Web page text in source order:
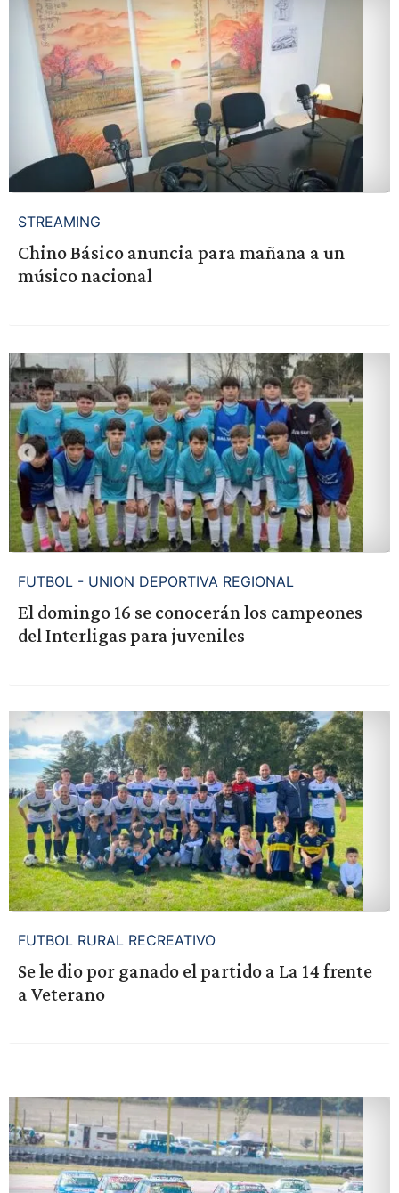
STREAMING
Chino Básico anuncia para mañana a un
músico nacional
FUTBOL - UNION DEPORTIVA REGIONAL
El domingo 16 se conocerán los campeones
del Interligas para juveniles
FUTBOL RURAL RECREATIVO
Se le dio por ganado el partido a La 14 frente
a Veterano